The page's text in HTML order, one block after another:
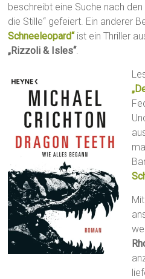
beschreibt eine Suche nach den
die Stille“ gefeiert. Ein anderer
Schneeleopard“ist ein Thriller
„Rizzoli & Isles“.